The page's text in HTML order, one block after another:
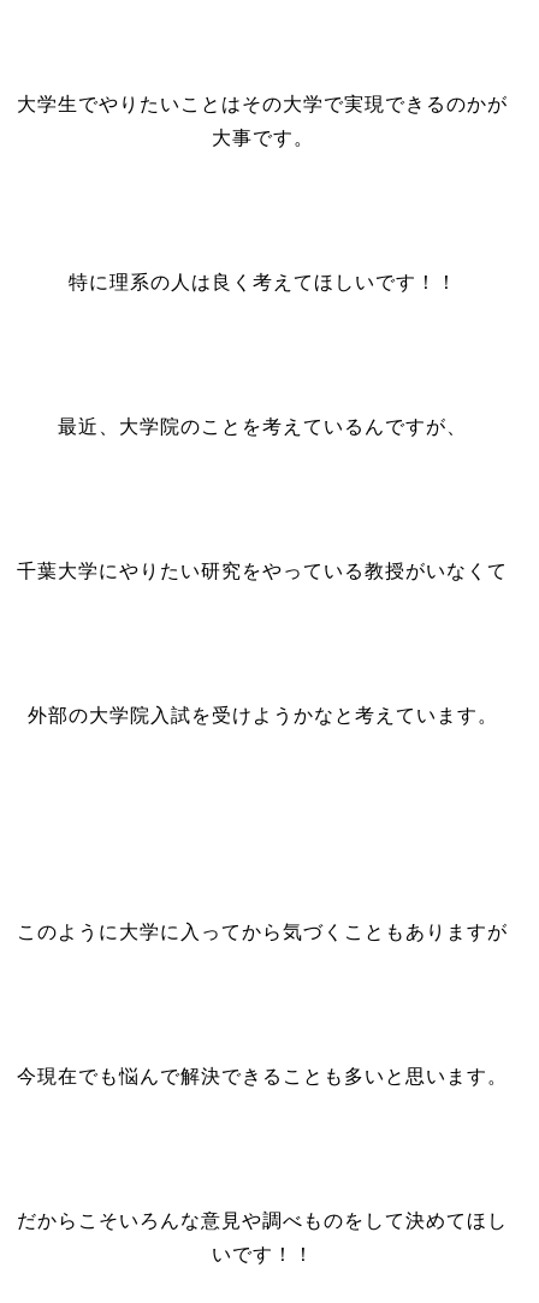
大学生でやりたいことはその大学で実現できるのかが
大事です。
特に理系の人は良く考えてほしいです！！
最近、大学院のことを考えているんですが、
千葉大学にやりたい研究をやっている教授がいなくて
外部の大学院入試を受けようかなと考えています。
このように大学に入ってから気づくこともありますが
今現在でも悩んで解決できることも多いと思います。
だからこそいろんな意見や調べものをして決めてほし
いです！！